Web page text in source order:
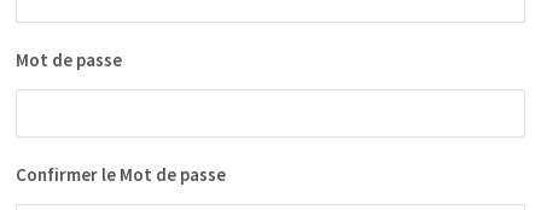
Mot de passe
Confirmer le Mot de passe